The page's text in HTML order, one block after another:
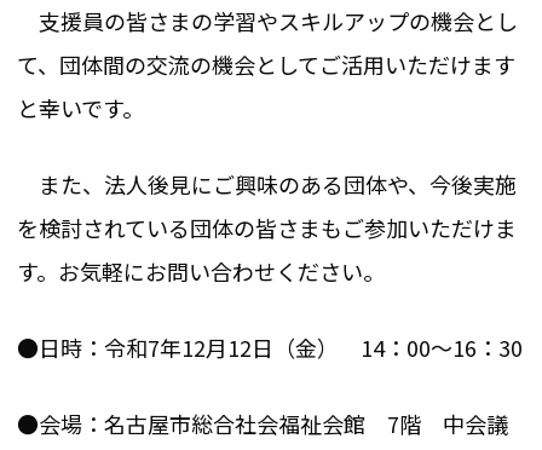
支援員の皆さまの学習やスキルアップの機会とし
て、団体間の交流の機会としてご活用いただけます
と幸いです。
また、法人後見にご興味のある団体や、今後実施
を検討されている団体の皆さまもご参加いただけま
す。お気軽にお問い合わせください。
●日時：令和7年12月12日（金） 14：00～16：30
●会場：名古屋市総合社会福祉会館 7階 中会議